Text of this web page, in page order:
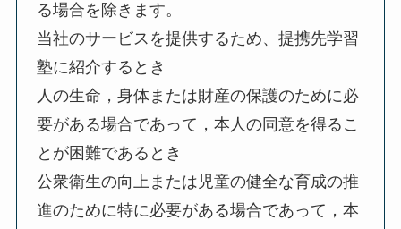
る場合を除きます。
当社のサービスを提供するため、提携先学習
塾に紹介するとき
人の生命，身体または財産の保護のために必
要がある場合であって，本人の同意を得るこ
とが困難であるとき
公衆衛生の向上または児童の健全な育成の推
進のために特に必要がある場合であって，本